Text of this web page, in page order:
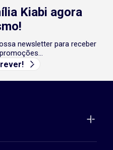
Kiabi agora
newsletter para receber